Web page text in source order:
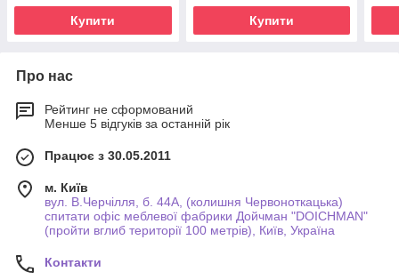
Купити Купити
Про нас
Рейтинг не сформований
Менше 5 відгуків за останній рік
Працює з 30.05.2011
м. Київ
вул. В.Черчілля, б. 44А, (колишня Червоноткацька)
спитати офіс меблевої фабрики Дойчман "DOICHMAN"
(пройти вглиб території 100 метрів), Київ, Україна
Контакти